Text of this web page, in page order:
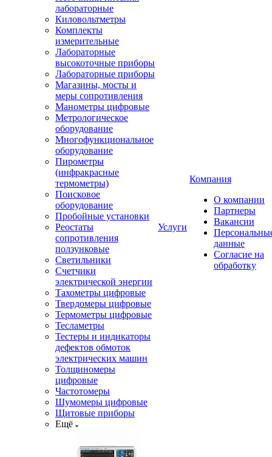
лабораторные
Киловольтметры
Комплекты
измерительные
Лабораторные
высокоточные приборы
Лабораторные приборы
Магазины, мосты и
меры сопротивления
Манометры цифровые
Метрологическое
оборудование
Многофункциональное
оборудование
Пирометры
(инфракрасные
термометры)
Поисковое
оборудование
Пробойные установки
Реостаты
сопротивления
ползунковые
Светильники
Счетчики
электрической энергии
Тахометры цифровые
Твердомеры цифровые
Термометры цифровые
Тесламетры
Тестеры и индикаторы
дефектов обмоток
электрических машин
Толщиномеры
цифровые
Частотомеры
Шумомеры цифровые
Щитовые приборы
Ещё
Услуги
Компания
О компании
Партнеры
Вакансии
данные
Согласие на
обработку